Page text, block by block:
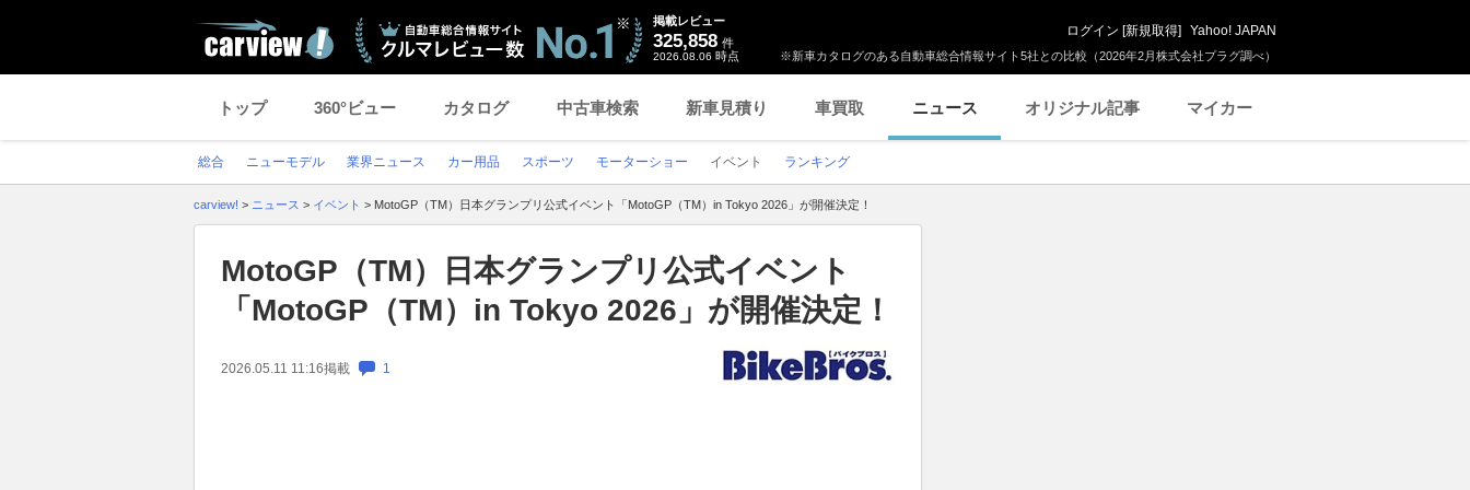
※新車カタログのある自動車総合情報サイト5社との比較（2026年2月株式会社プラグ調べ）
掲載レビュー
325,858 件
2026.08.06 時点
ログイン [新規取得] Yahoo! JAPAN
トップ 360°ビュー カタログ 中古車検索 新車見積り 車買取 ニュース オリジナル記事 マイカー
総合 ニューモデル 業界ニュース カー用品 スポーツ モーターショー イベント ランキング
carview! > ニュース > イベント > MotoGP（TM）日本グランプリ公式イベント「MotoGP（TM）in Tokyo 2026」が開催決定！
MotoGP（TM）日本グランプリ公式イベント
「MotoGP（TM）in Tokyo 2026」が開催決定！
2026.05.11 11:16掲載 1